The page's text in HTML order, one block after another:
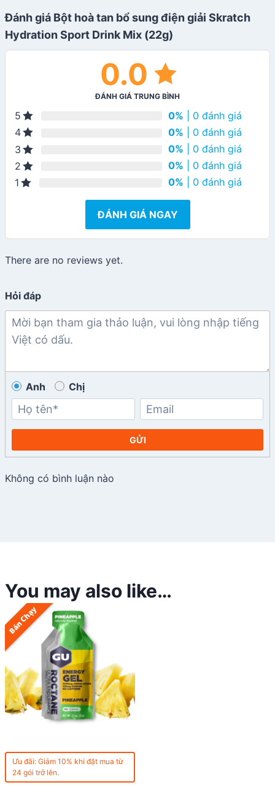
Đánh giá Bột hoà tan bổ sung điện giải Skratch
Hydration Sport Drink Mix (22g)
0.0
ĐÁNH GIÁ TRUNG BÌNH
5 0% | 0 đánh giá
4
0% | 0 đánh giá
3
0% | 0 đánh giá
2
0% | 0 đánh giá
1
0% | 0 đánh giá
ĐÁNH GIÁ NGAY
There are no reviews yet.
Hỏi đáp
Anh Chị
GỬI
Không có bình luận nào
You may also like…
Bán Chạy
Ưu đãi: Giảm 10% khi đặt mua từ
24 gói trở lên.